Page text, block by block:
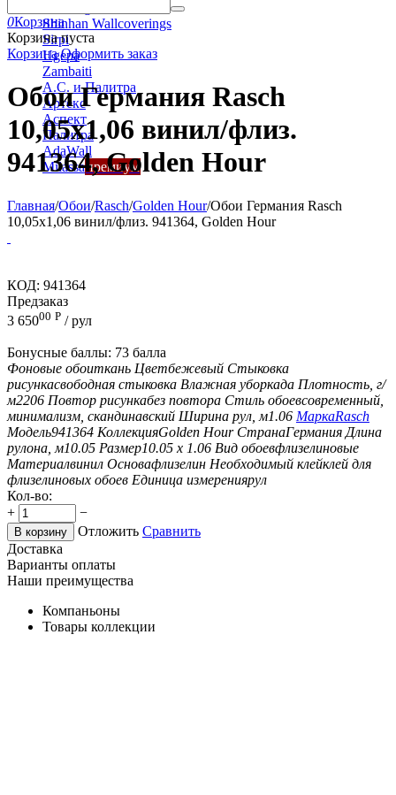
Shinhan Wallcoverings
Sirpi
Ugepa
Zambaiti
А.С. и Палитра
Артекс
Аспект
Палитра
AdaWall
Milassa премиум
0Корзина
Корзина пуста
Корзина Оформить заказ
Обои Германия Rasch
10,05x1,06 винил/флиз.
941364, Golden Hour
Главная/Обои/Rasch/Golden Hour/Обои Германия Rasch
10,05x1,06 винил/флиз. 941364, Golden Hour
КОД: 941364
Предзаказ
3 65000 Р / рул
Бонусные баллы: 73 балла
Фоновые обоиткань Цветбежевый Стыковка
рисункасвободная стыковка Влажная уборкада Плотность, г/
м2206 Повтор рисункабез повтора Стиль обоевсовременный,
минимализм, скандинавский Ширина рул, м1.06 МаркаRasch
Модель941364 КоллекцияGolden Hour СтранаГермания Длина
рулона, м10.05 Размер10.05 х 1.06 Вид обоевфлизелиновые
Материалвинил Основафлизелин Необходимый клейклей для
флизелиновых обоев Единица измерениярул
Кол-во:
+
−
В корзину Отложить Сравнить
Доставка
Варианты оплаты
Наши преимущества
Компаньоны
Товары коллекции